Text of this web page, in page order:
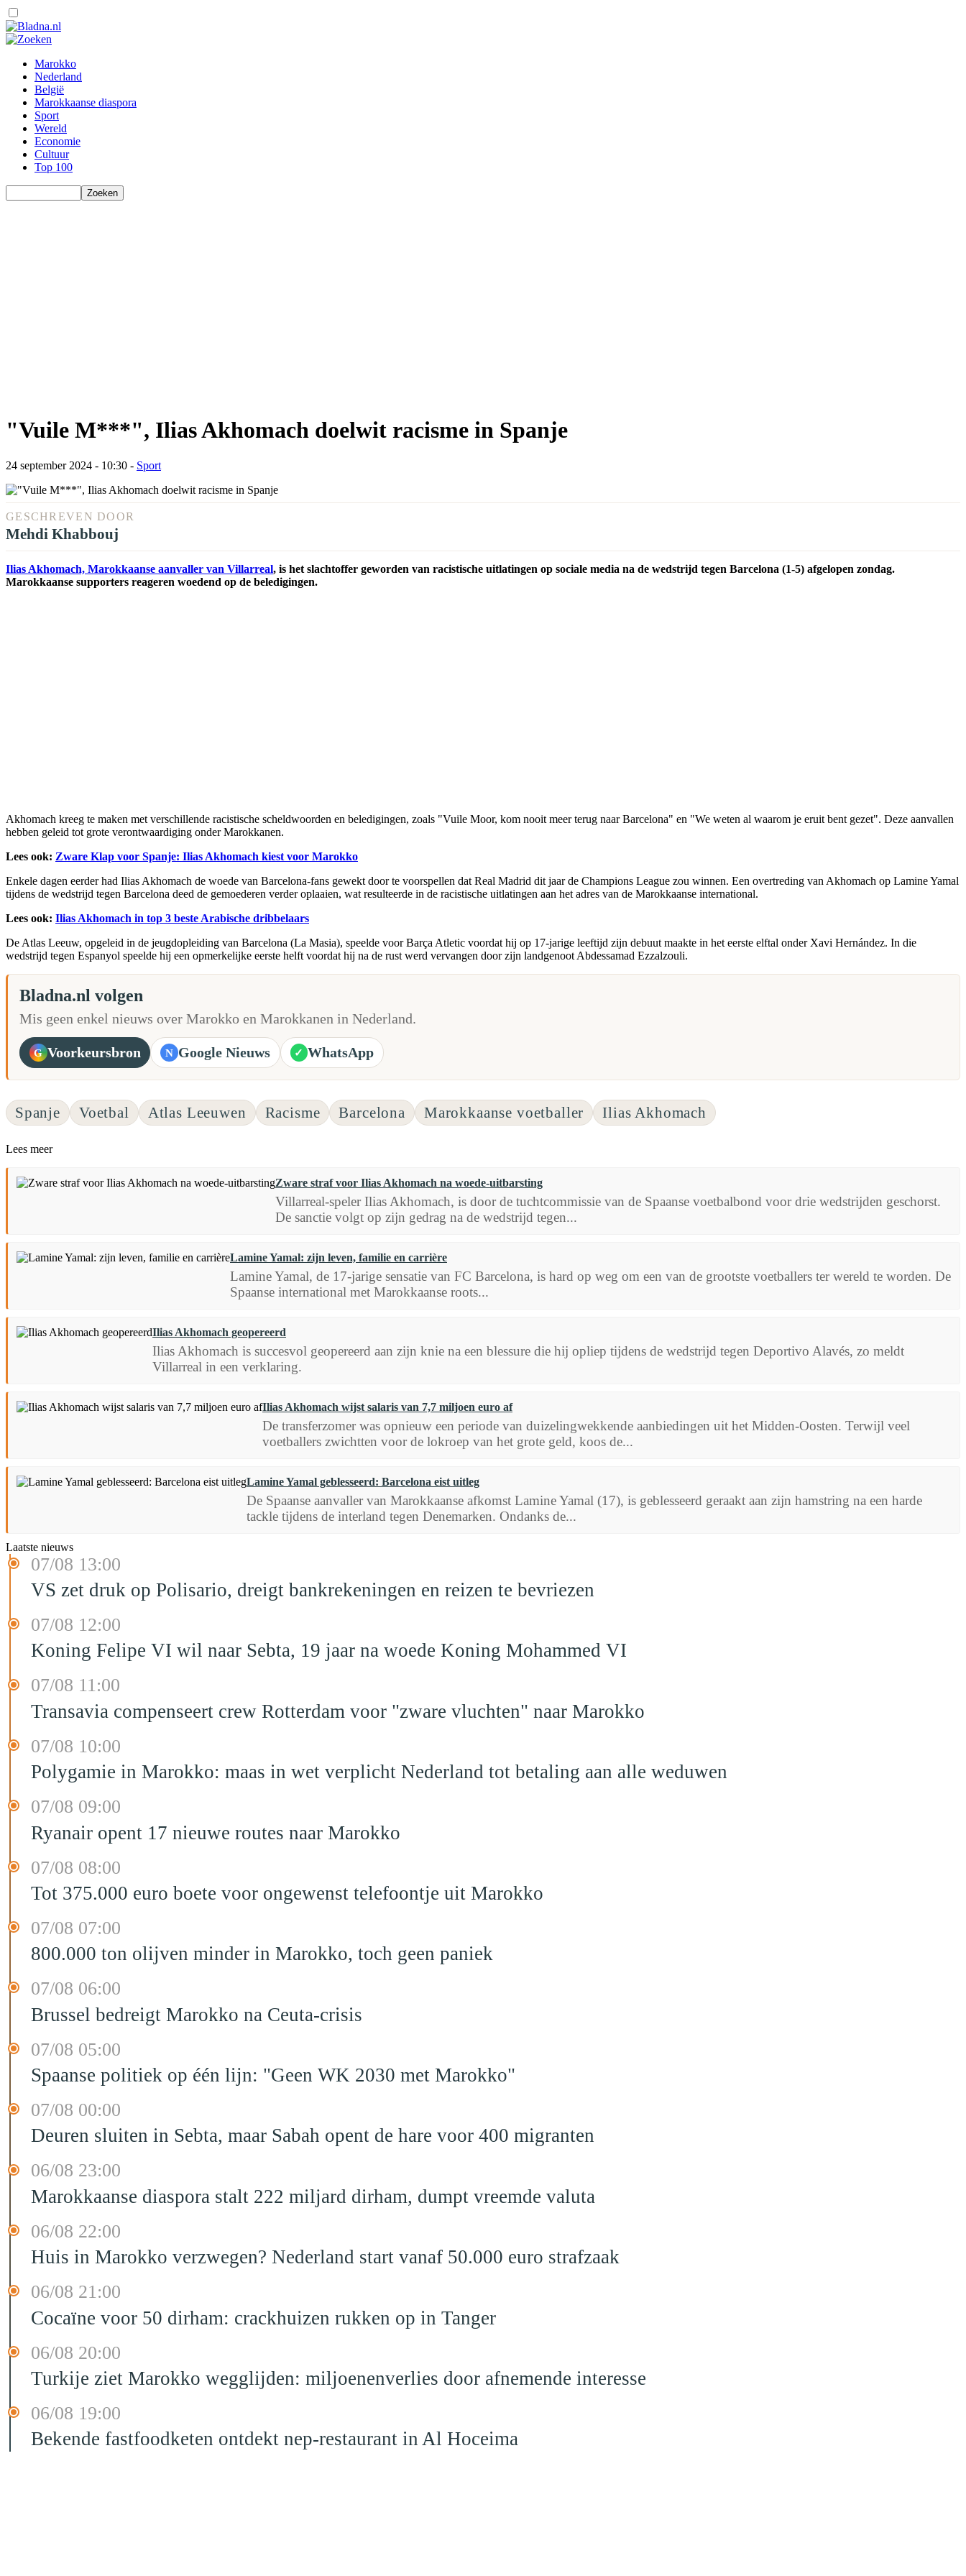
Marokko
Nederland
België
Marokkaanse diaspora
Sport
Wereld
Economie
Cultuur
Top 100
"Vuile M***", Ilias Akhomach doelwit racisme in Spanje
24 september 2024 - 10:30 - Sport
GESCHREVEN DOOR
Mehdi Khabbouj
Ilias Akhomach, Marokkaanse aanvaller van Villarreal, is het slachtoffer geworden van racistische uitlatingen op sociale media na de wedstrijd tegen Barcelona (1-5) afgelopen zondag.
Marokkaanse supporters reageren woedend op de beledigingen.
Akhomach kreeg te maken met verschillende racistische scheldwoorden en beledigingen, zoals "Vuile Moor, kom nooit meer terug naar Barcelona" en "We weten al waarom je eruit bent gezet". Deze aanvallen
hebben geleid tot grote verontwaardiging onder Marokkanen.
Lees ook: Zware Klap voor Spanje: Ilias Akhomach kiest voor Marokko
Enkele dagen eerder had Ilias Akhomach de woede van Barcelona-fans gewekt door te voorspellen dat Real Madrid dit jaar de Champions League zou winnen. Een overtreding van Akhomach op Lamine Yamal
tijdens de wedstrijd tegen Barcelona deed de gemoederen verder oplaaien, wat resulteerde in de racistische uitlatingen aan het adres van de Marokkaanse international.
Lees ook: Ilias Akhomach in top 3 beste Arabische dribbelaars
De Atlas Leeuw, opgeleid in de jeugdopleiding van Barcelona (La Masia), speelde voor Barça Atletic voordat hij op 17-jarige leeftijd zijn debuut maakte in het eerste elftal onder Xavi Hernández. In die
wedstrijd tegen Espanyol speelde hij een opmerkelijke eerste helft voordat hij na de rust werd vervangen door zijn landgenoot Abdessamad Ezzalzouli.
Bladna.nl volgen
Mis geen enkel nieuws over Marokko en Marokkanen in Nederland.
G Voorkeursbron N Google Nieuws ✓ WhatsApp
Spanje Voetbal Atlas Leeuwen Racisme Barcelona Marokkaanse voetballer Ilias Akhomach
Lees meer
Zware straf voor Ilias Akhomach na woede-uitbarsting
Villarreal-speler Ilias Akhomach, is door de tuchtcommissie van de Spaanse voetbalbond voor drie wedstrijden geschorst.
De sanctie volgt op zijn gedrag na de wedstrijd tegen...
Lamine Yamal: zijn leven, familie en carrière
Lamine Yamal, de 17-jarige sensatie van FC Barcelona, is hard op weg om een van de grootste voetballers ter wereld te worden. De
Spaanse international met Marokkaanse roots...
Ilias Akhomach geopereerd
Ilias Akhomach is succesvol geopereerd aan zijn knie na een blessure die hij opliep tijdens de wedstrijd tegen Deportivo Alavés, zo meldt
Villarreal in een verklaring.
Ilias Akhomach wijst salaris van 7,7 miljoen euro af
De transferzomer was opnieuw een periode van duizelingwekkende aanbiedingen uit het Midden-Oosten. Terwijl veel
voetballers zwichtten voor de lokroep van het grote geld, koos de...
Lamine Yamal geblesseerd: Barcelona eist uitleg
De Spaanse aanvaller van Marokkaanse afkomst Lamine Yamal (17), is geblesseerd geraakt aan zijn hamstring na een harde
tackle tijdens de interland tegen Denemarken. Ondanks de...
Laatste nieuws
07/08 13:00
VS zet druk op Polisario, dreigt bankrekeningen en reizen te bevriezen
07/08 12:00
Koning Felipe VI wil naar Sebta, 19 jaar na woede Koning Mohammed VI
07/08 11:00
Transavia compenseert crew Rotterdam voor "zware vluchten" naar Marokko
07/08 10:00
Polygamie in Marokko: maas in wet verplicht Nederland tot betaling aan alle weduwen
07/08 09:00
Ryanair opent 17 nieuwe routes naar Marokko
07/08 08:00
Tot 375.000 euro boete voor ongewenst telefoontje uit Marokko
07/08 07:00
800.000 ton olijven minder in Marokko, toch geen paniek
07/08 06:00
Brussel bedreigt Marokko na Ceuta-crisis
07/08 05:00
Spaanse politiek op één lijn: "Geen WK 2030 met Marokko"
07/08 00:00
Deuren sluiten in Sebta, maar Sabah opent de hare voor 400 migranten
06/08 23:00
Marokkaanse diaspora stalt 222 miljard dirham, dumpt vreemde valuta
06/08 22:00
Huis in Marokko verzwegen? Nederland start vanaf 50.000 euro strafzaak
06/08 21:00
Cocaïne voor 50 dirham: crackhuizen rukken op in Tanger
06/08 20:00
Turkije ziet Marokko wegglijden: miljoenenverlies door afnemende interesse
06/08 19:00
Bekende fastfoodketen ontdekt nep-restaurant in Al Hoceima